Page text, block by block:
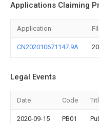
Applications Claiming
Application
CN202010671147.9A
Legal Events
Date Code
2020-09-15 PB01